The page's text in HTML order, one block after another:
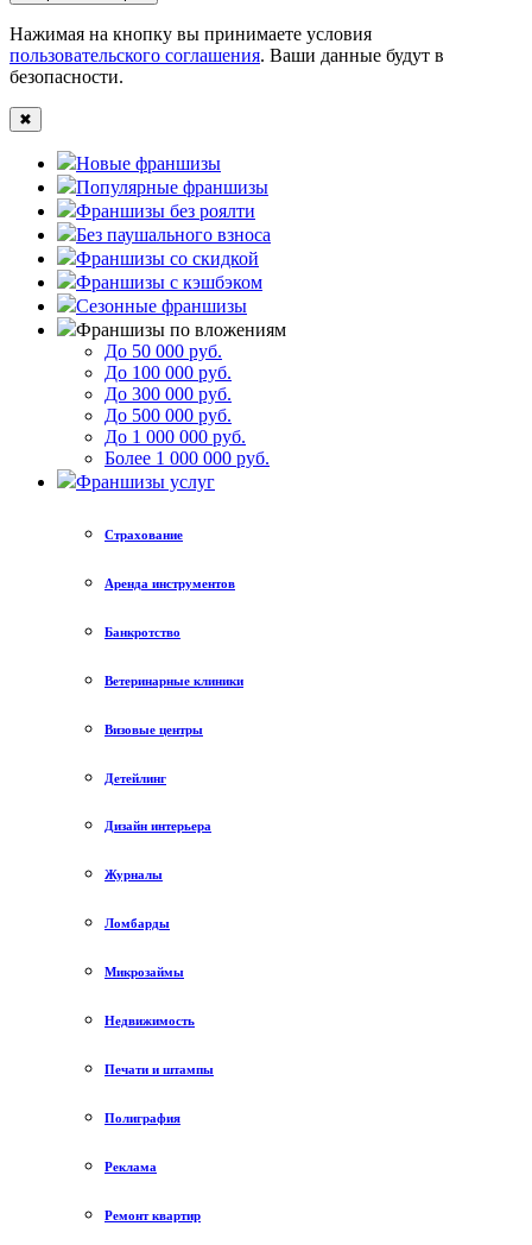
Нажимая на кнопку вы принимаете условия
пользовательского соглашения. Ваши данные будут в
безопасности.
✖
Новые франшизы
Популярные франшизы
Франшизы без роялти
Без паушального взноса
Франшизы со скидкой
Франшизы с кэшбэком
Сезонные франшизы
Франшизы по вложениям
До 50 000 руб.
До 100 000 руб.
До 300 000 руб.
До 500 000 руб.
До 1 000 000 руб.
Более 1 000 000 руб.
Франшизы услуг
Страхование
Аренда инструментов
Банкротство
Ветеринарные клиники
Визовые центры
Детейлинг
Дизайн интерьера
Журналы
Ломбарды
Микрозаймы
Недвижимость
Печати и штампы
Полиграфия
Реклама
Ремонт квартир